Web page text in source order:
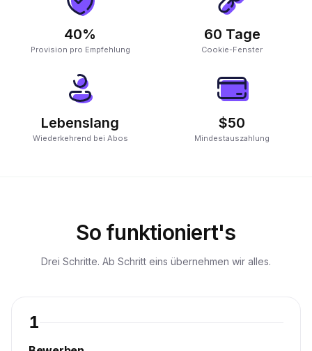
40%
Provision pro Empfehlung
60 Tage
Cookie-Fenster
Lebenslang
Wiederkehrend bei Abos
$50
Mindestauszahlung
So funktioniert's
Drei Schritte. Ab Schritt eins übernehmen wir alles.
1